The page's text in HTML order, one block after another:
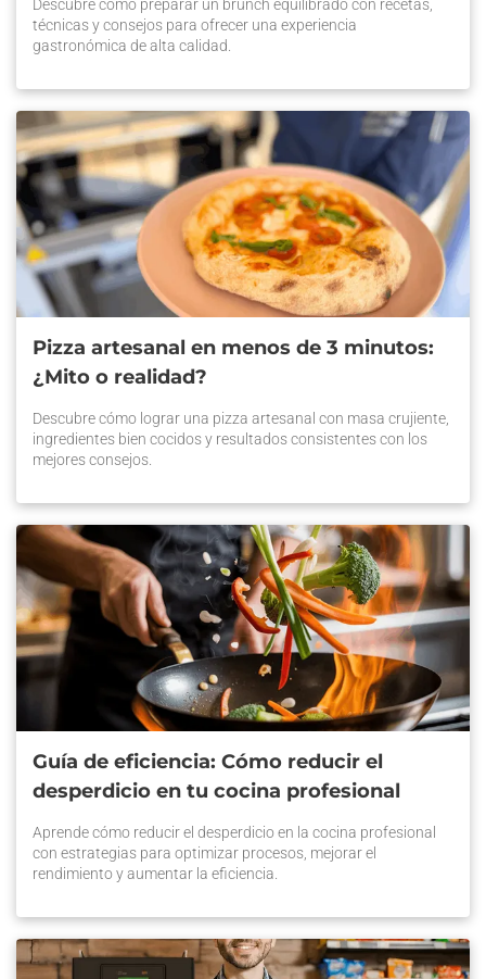
Descubre cómo preparar un brunch equilibrado con recetas,
técnicas y consejos para ofrecer una experiencia
gastronómica de alta calidad.
Pizza artesanal en menos de 3 minutos:
¿Mito o realidad?
Descubre cómo lograr una pizza artesanal con masa crujiente,
ingredientes bien cocidos y resultados consistentes con los
mejores consejos.
Guía de eficiencia: Cómo reducir el
desperdicio en tu cocina profesional
Aprende cómo reducir el desperdicio en la cocina profesional
con estrategias para optimizar procesos, mejorar el
rendimiento y aumentar la eficiencia.